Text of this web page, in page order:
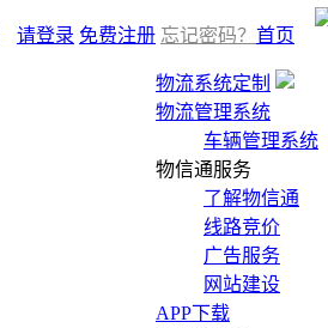
请登录 免费注册 忘记密码？
物流系统定制
物流管理系统
车辆管理系统
物信通服务
了解物信通
线路竞价
广告服务
网站建设
APP下载
首页